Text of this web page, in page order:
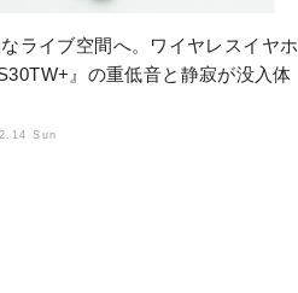
ライブ空間へ。ワイヤレスイヤホ
』の重低音と静寂が没入体
Sun